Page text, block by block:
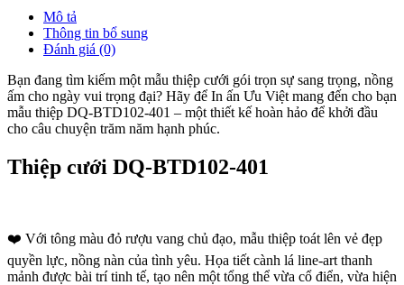
Mô tả
Thông tin bổ sung
Đánh giá (0)
Bạn đang tìm kiếm một mẫu thiệp cưới gói trọn sự sang trọng, nồng
ấm cho ngày vui trọng đại? Hãy để In ấn Ưu Việt mang đến cho bạn
mẫu thiệp DQ-BTD102-401 – một thiết kế hoàn hảo để khởi đầu
cho câu chuyện trăm năm hạnh phúc.
Thiệp cưới DQ-BTD102-401
❤️ Với tông màu đỏ rượu vang chủ đạo, mẫu thiệp toát lên vẻ đẹp
quyền lực, nồng nàn của tình yêu. Họa tiết cành lá line-art thanh
mảnh được bài trí tinh tế, tạo nên một tổng thể vừa cổ điển, vừa hiện